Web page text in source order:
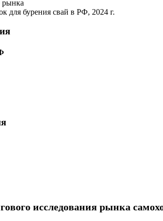
рынка
для бурения свай в РФ, 2024 г.
исследования рынка